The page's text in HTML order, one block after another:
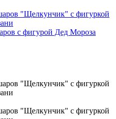
с фигурой Дед Мороза